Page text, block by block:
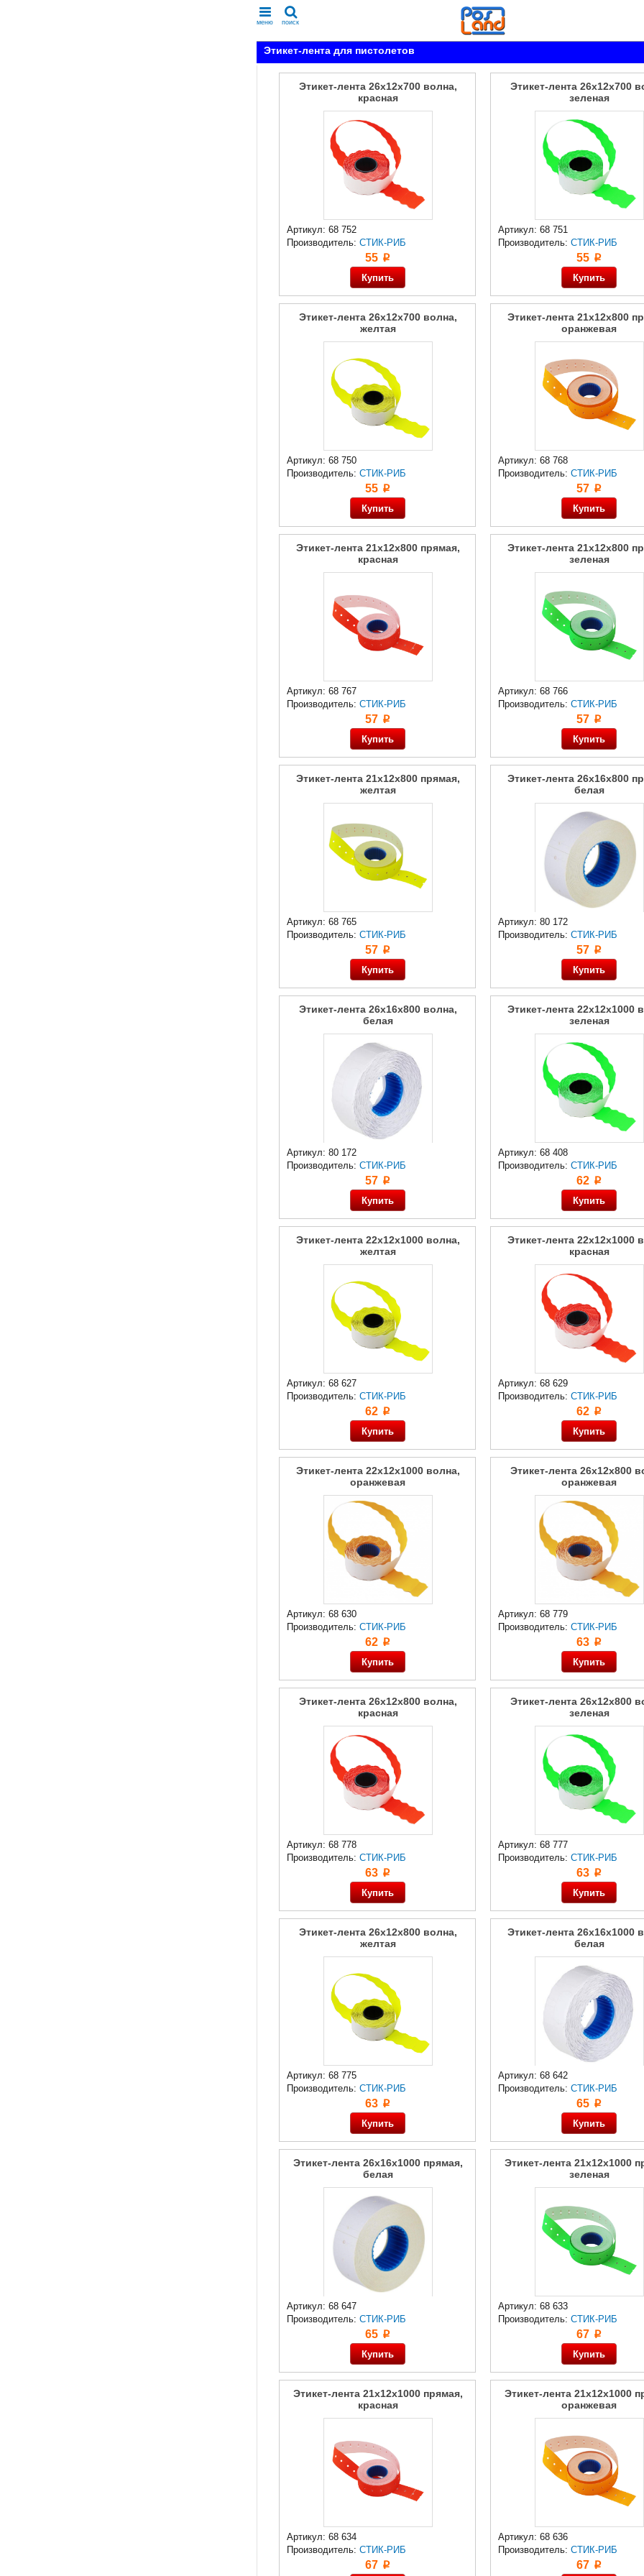
меню поиск
Этикет-лента для пистолетов
Этикет-лента 26x12x700 волна,
красная
Артикул: 68 752
Производитель: СТИК-РИБ
55 p
Этикет-лента 26x12x700
зеленая
Артикул: 68 751
Производитель: СТИК-РИБ
55 p
Этикет-лента 26x12x700 волна,
желтая
Артикул: 68 750
Производитель: СТИК-РИБ
55 p
Этикет-лента 21x12x800
оранжевая
Артикул: 68 768
Производитель: СТИК-РИБ
57 p
Этикет-лента 21x12x800 прямая,
красная
Артикул: 68 767
Производитель: СТИК-РИБ
57 p
Этикет-лента 21x12x800
зеленая
Артикул: 68 766
Производитель: СТИК-РИБ
57 p
Этикет-лента 21x12x800 прямая,
желтая
Артикул: 68 765
Производитель: СТИК-РИБ
57 p
Этикет-лента 26x16x800
белая
Артикул: 80 172
Производитель: СТИК-РИБ
57 p
Этикет-лента 26x16x800 волна,
белая
Артикул: 80 172
Производитель: СТИК-РИБ
57 p
Этикет-лента 22x12x1000
зеленая
Артикул: 68 408
Производитель: СТИК-РИБ
62 p
Этикет-лента 22x12x1000 волна,
желтая
Артикул: 68 627
Производитель: СТИК-РИБ
62 p
Этикет-лента 22x12x1000
красная
Артикул: 68 629
Производитель: СТИК-РИБ
62 p
Этикет-лента 22x12x1000 волна,
оранжевая
Артикул: 68 630
Производитель: СТИК-РИБ
62 p
Этикет-лента 26x12x800
оранжевая
Артикул: 68 779
Производитель: СТИК-РИБ
63 p
Этикет-лента 26x12x800 волна,
красная
Артикул: 68 778
Производитель: СТИК-РИБ
63 p
Этикет-лента 26x12x800
зеленая
Артикул: 68 777
Производитель: СТИК-РИБ
63 p
Этикет-лента 26x12x800 волна,
желтая
Артикул: 68 775
Производитель: СТИК-РИБ
63 p
Этикет-лента 26x16x1000
белая
Артикул: 68 642
Производитель: СТИК-РИБ
65 p
Этикет-лента 26x16x1000 прямая,
белая
Артикул: 68 647
Производитель: СТИК-РИБ
65 p
Этикет-лента 21x12x1000
зеленая
Артикул: 68 633
Производитель: СТИК-РИБ
67 p
Этикет-лента 21x12x1000 прямая,
красная
Артикул: 68 634
Производитель: СТИК-РИБ
67 p
Этикет-лента 21x12x1000
оранжевая
Артикул: 68 636
Производитель: СТИК-РИБ
67 p